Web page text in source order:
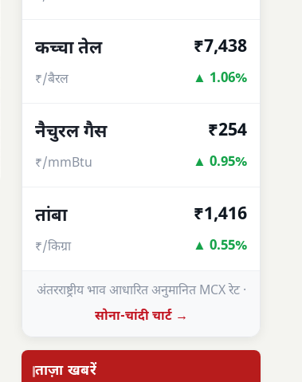
कच्चा तेल
₹/बैरल
₹7,438
▲ 1.06%
नैचुरल गैस
₹/mmBtu
₹254
▲ 0.95%
तांबा
₹/किग्रा
₹1,416
▲ 0.55%
अंतरराष्ट्रीय भाव आधारित अनुमानित MCX रेट ·
सोना-चांदी चार्ट →
ताज़ा खबरें